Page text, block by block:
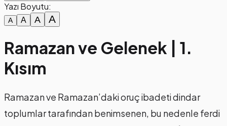
Yazı Boyutu:
A A A A
Ramazan ve Gelenek | 1.
Kısım
Ramazan ve Ramazan’daki oruç ibadeti dindar
toplumlar tarafından benimsenen, bu nedenle ferdi